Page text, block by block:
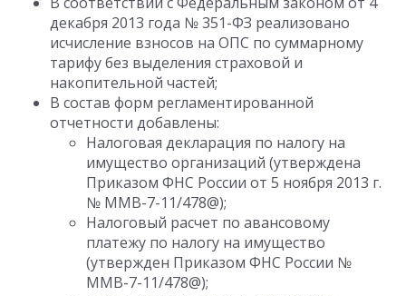
декабря 2013 года № 351-ФЗ реализовано
исчисление взносов на ОПС по суммарному
тарифу без выделения страховой и
накопительной частей;
В состав форм регламентированной
отчетности добавлены:
Налоговая декларация по налогу на
имущество организаций (утверждена
Приказом ФНС России от 5 ноября 2013 г.
№ ММВ-7-11/478@);
Налоговый расчет по авансовому
платежу по налогу на имущество
(утвержден Приказом ФНС России №
ММВ-7-11/478@);